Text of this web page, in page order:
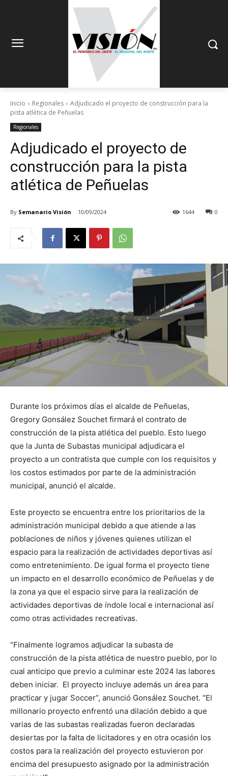
Inicio Regionales
Adjudicado el proyecto de construcción para la
pista atlética de Peñuelas
Regionales
Adjudicado el proyecto de
construcción para la pista
atlética de Peñuelas
By Semanario Visión 10/09/2024 0
1644
Durante los próximos días el alcalde de Peñuelas,
Gregory Gonsález Souchet firmará el contrato de
construcción de la pista atlética del pueblo. Esto luego
que la Junta de Subastas municipal adjudicara el
proyecto a un contratista que cumple con los requisitos y
los costos estimados por parte de la administración
municipal, anunció el alcalde.
Este proyecto se encuentra entre los prioritarios de la
administración municipal debido a que atiende a las
poblaciones de niños y jóvenes quienes utilizan el
espacio para la realización de actividades deportivas así
como entretenimiento. De igual forma el proyecto tiene
un impacto en el desarrollo económico de Peñuelas y de
la zona ya que el espacio sirve para la realización de
actividades deportivas de índole local e internacional así
como otras actividades recreativas.
“Finalmente logramos adjudicar la subasta de
construcción de la pista atlética de nuestro pueblo, por lo
cual anticipo que previo a culminar este 2024 las labores
deben iniciar. El proyecto incluye además un área para
practicar y jugar Soccer”, anunció Gonsález Souchet. “El
millonario proyecto enfrentó una dilación debido a que
varias de las subastas realizadas fueron declaradas
desiertas por la falta de licitadores y en otra ocasión los
costos para la realización del proyecto estuvieron por
encima del presupuesto asignado por la administración